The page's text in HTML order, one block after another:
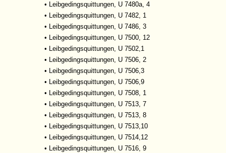
• Leibgedingsquittungen, U 7480a, 4
• Leibgedingsquittungen, U 7482, 1
• Leibgedingsquittungen, U 7486, 3
• Leibgedingsquittungen, U 7500, 12
• Leibgedingsquittungen, U 7502,1
• Leibgedingsquittungen, U 7506, 2
• Leibgedingsquittungen, U 7506,3
• Leibgedingsquittungen, U 7506,9
• Leibgedingsquittungen, U 7508, 1
• Leibgedingsquittungen, U 7513, 7
• Leibgedingsquittungen, U 7513, 8
• Leibgedingsquittungen, U 7513,10
• Leibgedingsquittungen, U 7514,12
• Leibgedingsquittungen, U 7516, 9